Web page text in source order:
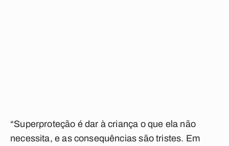
“Superproteção é dar à criança o que ela não
necessita, e as consequências são tristes. Em